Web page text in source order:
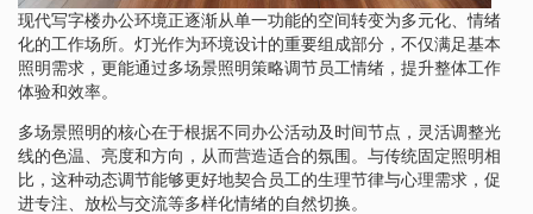
现代写字楼办公环境正逐渐从单一功能的空间转变为多元化、情绪
化的工作场所。灯光作为环境设计的重要组成部分，不仅满足基本
照明需求，更能通过多场景照明策略调节员工情绪，提升整体工作
体验和效率。
多场景照明的核心在于根据不同办公活动及时间节点，灵活调整光
线的色温、亮度和方向，从而营造适合的氛围。与传统固定照明相
比，这种动态调节能够更好地契合员工的生理节律与心理需求，促
进专注、放松与交流等多样化情绪的自然切换。